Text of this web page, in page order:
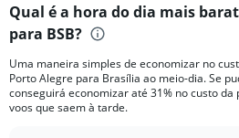
Range:
12
The
chart
has
Qual é a hora do dia mais
para BSB?
Uma maneira simples de economizar no
Porto Alegre para Brasília ao meio-dia. Se
conseguirá economizar até 31% no custo
voos que saem à tarde.